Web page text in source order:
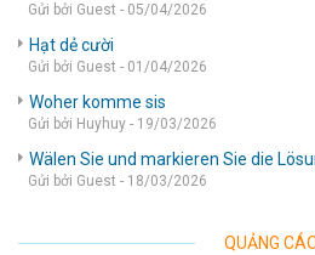
Gửi bởi Guest - 05/04/2026
Hạt dẻ cười
Gửi bởi Guest - 01/04/2026
Woher komme sis
Gửi bởi Huyhuy - 19/03/2026
Wälen Sie und markieren Sie die
Gửi bởi Guest - 18/03/2026
QUẢNG